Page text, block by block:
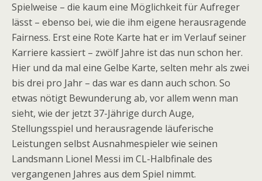
Spielweise – die kaum eine Möglichkeit für Aufreger
lässt – ebenso bei, wie die ihm eigene herausragende
Fairness. Erst eine Rote Karte hat er im Verlauf seiner
Karriere kassiert – zwölf Jahre ist das nun schon her.
Hier und da mal eine Gelbe Karte, selten mehr als zwei
bis drei pro Jahr – das war es dann auch schon. So
etwas nötigt Bewunderung ab, vor allem wenn man
sieht, wie der jetzt 37-Jährige durch Auge,
Stellungsspiel und herausragende läuferische
Leistungen selbst Ausnahmespieler wie seinen
Landsmann Lionel Messi im CL-Halbfinale des
vergangenen Jahres aus dem Spiel nimmt.